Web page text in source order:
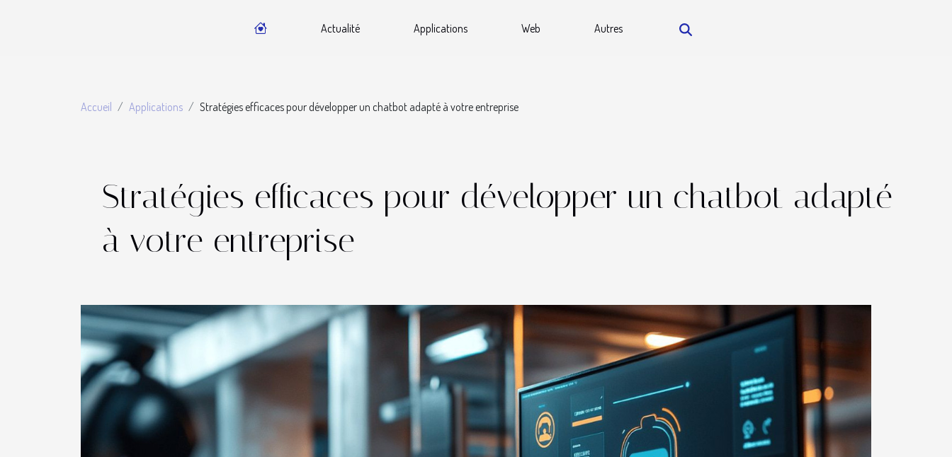
Actualité Applications Web Autres
Accueil Applications Stratégies efficaces pour développer un chatbot adapté à votre entreprise
Stratégies efficaces pour développer un chatbot adapté
à votre entreprise